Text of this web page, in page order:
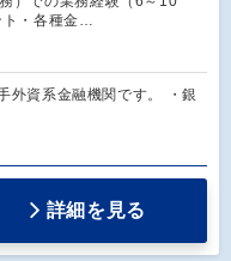
・各種金…
外資系金融機関です。 ・銀
詳細を見る